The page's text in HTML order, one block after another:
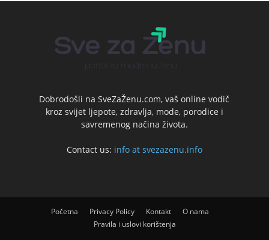
Dobrodošli na SveZaŽenu.com, vaš online vodič
kroz svijet ljepote, zdravlja, mode, porodice i
savremenog načina života.
Contact us: info at svezazenu.info
Početna Privacy Policy Kontakt
O nama
Pravila i uslovi korištenja